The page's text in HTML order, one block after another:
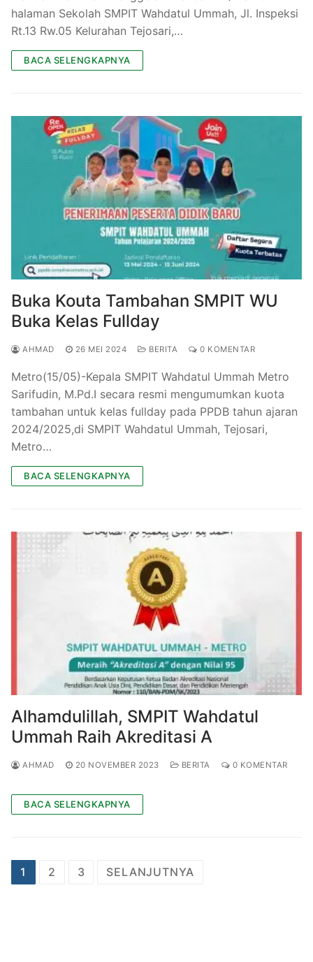
halaman Sekolah SMPIT Wahdatul Ummah, Jl. Inspeksi
Rt.13 Rw.05 Kelurahan Tejosari,…
BACA SELENGKAPNYA
Buka Kouta Tambahan SMPIT WU
Buka Kelas Fullday
AHMAD 26 MEI 2024 BERITA 0 KOMENTAR
Metro(15/05)-Kepala SMPIT Wahdatul Ummah Metro
Sarifudin, M.Pd.I secara resmi mengumumkan kuota
tambahan untuk kelas fullday pada PPDB tahun ajaran
2024/2025,di SMPIT Wahdatul Ummah, Tejosari,
Metro…
BACA SELENGKAPNYA
Alhamdulillah, SMPIT Wahdatul
Ummah Raih Akreditasi A
AHMAD 20 NOVEMBER 2023 BERITA 0 KOMENTAR
BACA SELENGKAPNYA
Paginasi
1 2 3 SELANJUTNYA